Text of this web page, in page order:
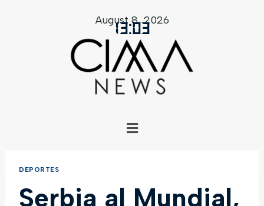
13:03
August 8, 2026
DEPORTES
Serbia al Mundial,